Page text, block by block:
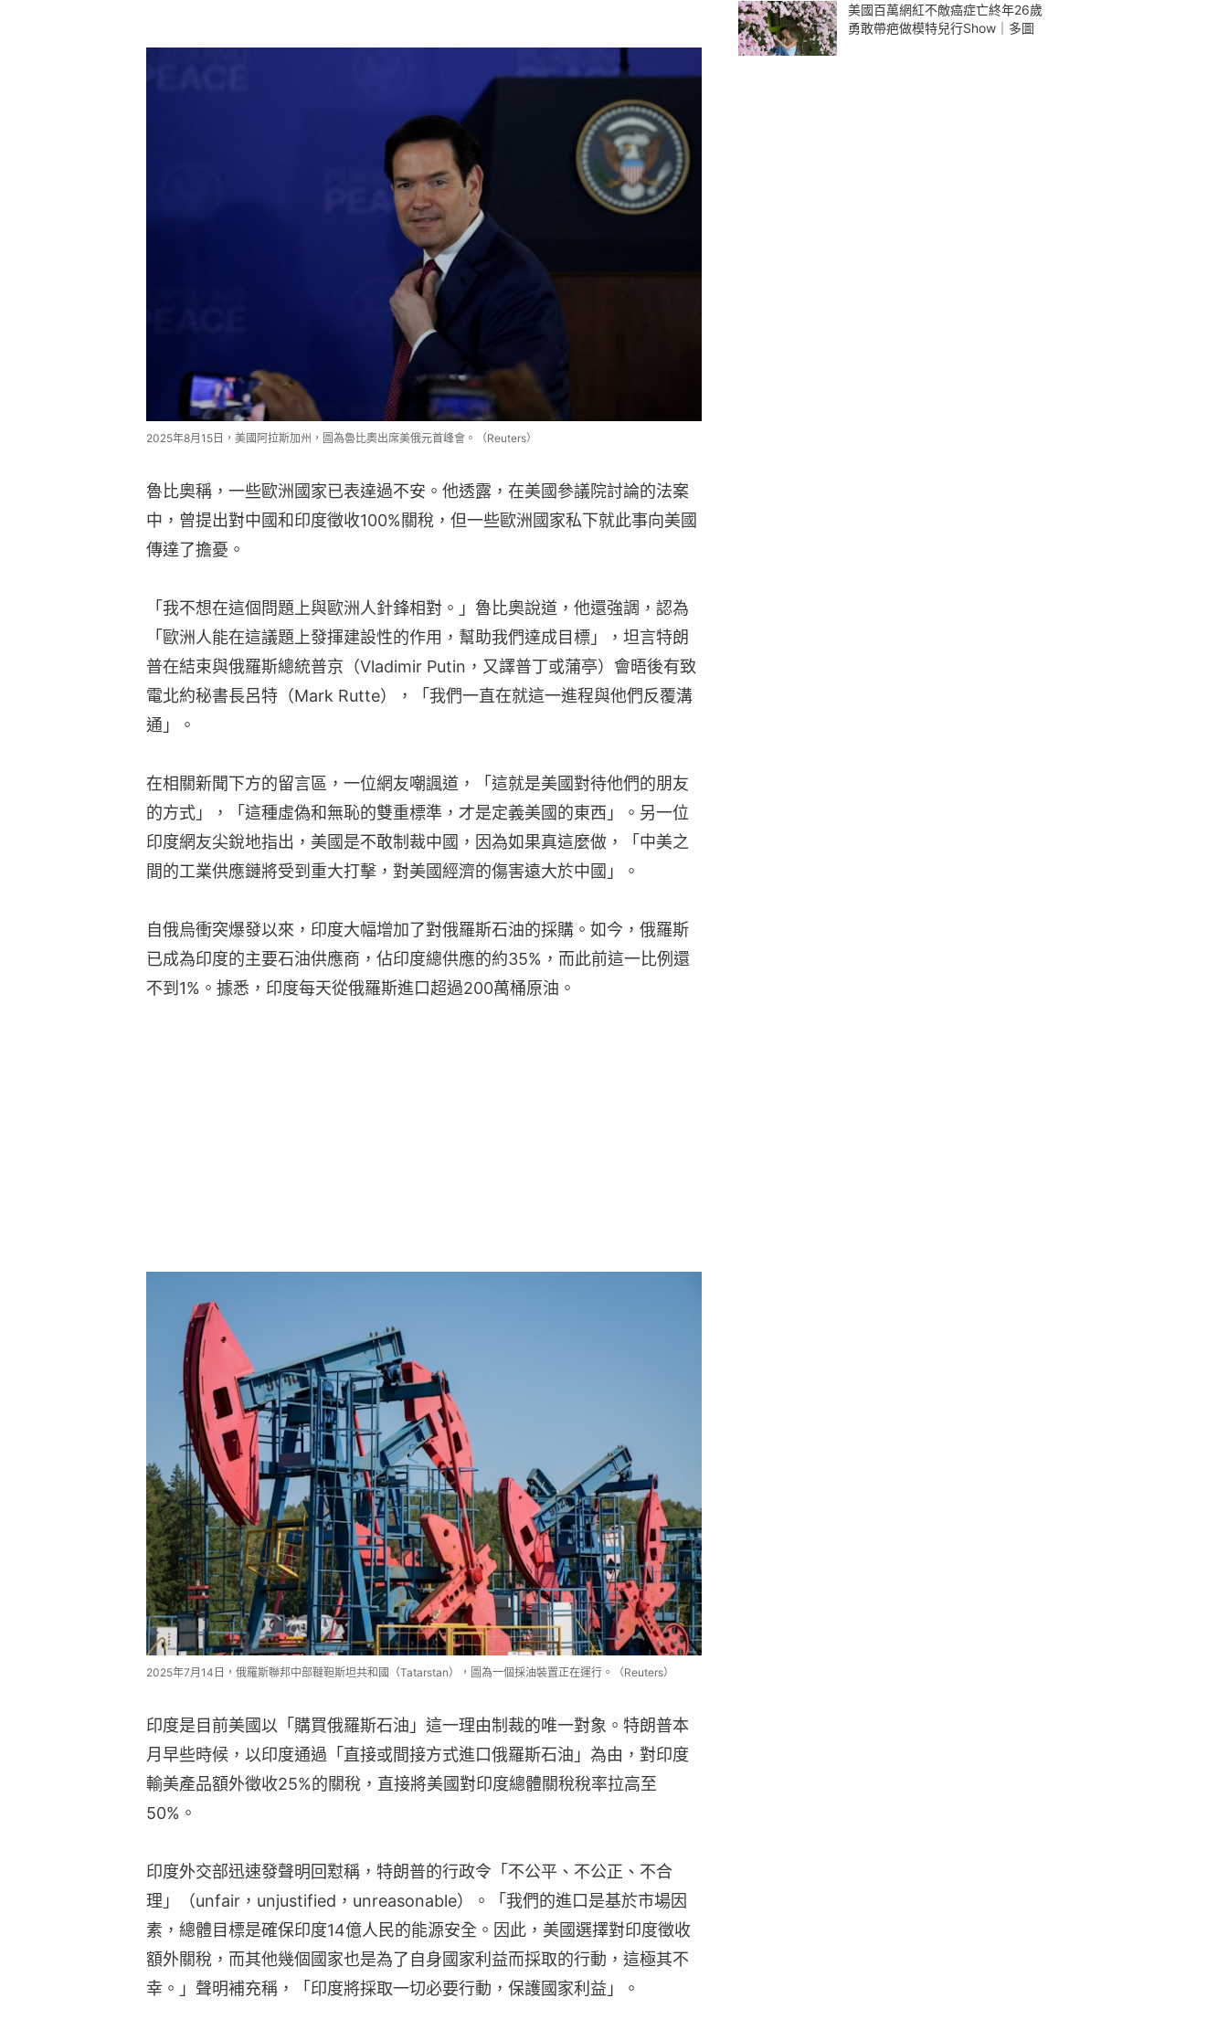
2025年8月15日，美國阿拉斯加州，圖為魯比奧出席美俄元首峰會。（Reuters）
魯比奧稱，一些歐洲國家已表達過不安。他透露，在美國參議院討論的法案
中，曾提出對中國和印度徵收100%關稅，但一些歐洲國家私下就此事向美國
傳達了擔憂。
「我不想在這個問題上與歐洲人針鋒相對。」魯比奧說道，他還強調，認為
「歐洲人能在這議題上發揮建設性的作用，幫助我們達成目標」，坦言特朗
普在結束與俄羅斯總統普京（Vladimir Putin，又譯普丁或蒲亭）會晤後有致
電北約秘書長呂特（Mark Rutte），「我們一直在就這一進程與他們反覆溝
通」。
在相關新聞下方的留言區，一位網友嘲諷道，「這就是美國對待他們的朋友
的方式」，「這種虛偽和無恥的雙重標準，才是定義美國的東西」。另一位
印度網友尖銳地指出，美國是不敢制裁中國，因為如果真這麼做，「中美之
間的工業供應鏈將受到重大打擊，對美國經濟的傷害遠大於中國」。
自俄烏衝突爆發以來，印度大幅增加了對俄羅斯石油的採購。如今，俄羅斯
已成為印度的主要石油供應商，佔印度總供應的約35%，而此前這一比例還
不到1%。據悉，印度每天從俄羅斯進口超過200萬桶原油。
2025年7月14日，俄羅斯聯邦中部韃靼斯坦共和國（Tatarstan），圖為一個採油裝置正在運行。（Reuters）
印度是目前美國以「購買俄羅斯石油」這一理由制裁的唯一對象。特朗普本
月早些時候，以印度通過「直接或間接方式進口俄羅斯石油」為由，對印度
輸美產品額外徵收25%的關稅，直接將美國對印度總體關稅稅率拉高至
50%。
印度外交部迅速發聲明回懟稱，特朗普的行政令「不公平、不公正、不合
理」（unfair，unjustified，unreasonable）。「我們的進口是基於市場因
素，總體目標是確保印度14億人民的能源安全。因此，美國選擇對印度徵收
額外關稅，而其他幾個國家也是為了自身國家利益而採取的行動，這極其不
幸。」聲明補充稱，「印度將採取一切必要行動，保護國家利益」。
美國百萬網紅不敵癌症亡終年26歲
勇敢帶疤做模特兒行Show｜多圖